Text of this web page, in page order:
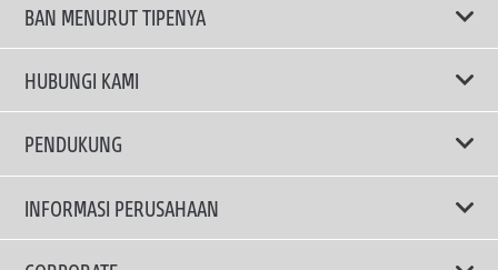
TRUCKS & BUSES TYRES
BAN MENURUT TIPENYA
Ban ENLITEN
Ban Performa
Ban Touring
Ban Hemat Bahan Bakar
HUBUNGI KAMI
Email Kami
PENDUKUNG
Privacy Policy
Terms Of Use
INFORMASI PERUSAHAAN
Mengapa Bridgestone?